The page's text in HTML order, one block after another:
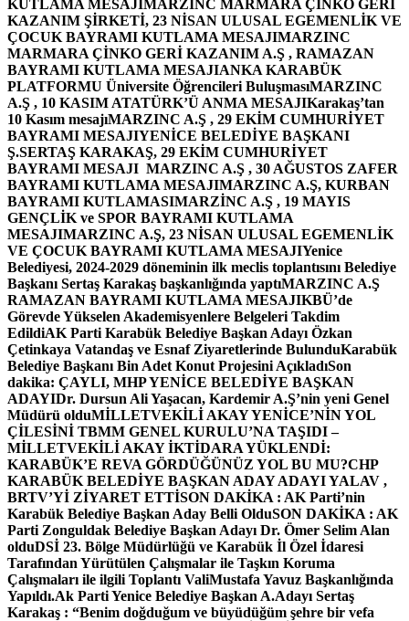
KUTLAMA MESAJIMARZINC MARMARA ÇİNKO GERİ
KAZANIM ŞİRKETİ, 23 NİSAN ULUSAL EGEMENLİK VE
ÇOCUK BAYRAMI KUTLAMA MESAJIMARZINC
MARMARA ÇİNKO GERİ KAZANIM A.Ş , RAMAZAN
BAYRAMI KUTLAMA MESAJIANKA KARABÜK
PLATFORMU Üniversite Öğrencileri BuluşmasıMARZINC
A.Ş , 10 KASIM ATATÜRK’Ü ANMA MESAJIKarakaş’tan
10 Kasım mesajıMARZINC A.Ş , 29 EKİM CUMHURİYET
BAYRAMI MESAJIYENİCE BELEDİYE BAŞKANI
Ş.SERTAŞ KARAKAŞ, 29 EKİM CUMHURİYET
BAYRAMI MESAJI MARZINC A.Ş , 30 AĞUSTOS ZAFER
BAYRAMI KUTLAMA MESAJIMARZINC A.Ş, KURBAN
BAYRAMI KUTLAMASIMARZİNC A.Ş , 19 MAYIS
GENÇLİK ve SPOR BAYRAMI KUTLAMA
MESAJIMARZINC A.Ş, 23 NİSAN ULUSAL EGEMENLİK
VE ÇOCUK BAYRAMI KUTLAMA MESAJIYenice
Belediyesi, 2024-2029 döneminin ilk meclis toplantısını Belediye
Başkanı Sertaş Karakaş başkanlığında yaptıMARZINC A.Ş
RAMAZAN BAYRAMI KUTLAMA MESAJIKBÜ’de
Görevde Yükselen Akademisyenlere Belgeleri Takdim
EdildiAK Parti Karabük Belediye Başkan Adayı Özkan
Çetinkaya Vatandaş ve Esnaf Ziyaretlerinde BulunduKarabük
Belediye Başkanı Bin Adet Konut Projesini AçıkladıSon
dakika: ÇAYLI, MHP YENİCE BELEDİYE BAŞKAN
ADAYIDr. Dursun Ali Yaşacan, Kardemir A.Ş’nin yeni Genel
Müdürü olduMİLLETVEKİLİ AKAY YENİCE’NİN YOL
ÇİLESİNİ TBMM GENEL KURULU’NA TAŞIDI –
MİLLETVEKİLİ AKAY İKTİDARA YÜKLENDİ:
KARABÜK’E REVA GÖRDÜĞÜNÜZ YOL BU MU?CHP
KARABÜK BELEDİYE BAŞKAN ADAY ADAYI YALAV ,
BRTV’Yİ ZİYARET ETTİSON DAKİKA : AK Parti’nin
Karabük Belediye Başkan Aday Belli OlduSON DAKİKA : AK
Parti Zonguldak Belediye Başkan Adayı Dr. Ömer Selim Alan
olduDSİ 23. Bölge Müdürlüğü ve Karabük İl Özel İdaresi
Tarafından Yürütülen Çalışmalar ile Taşkın Koruma
Çalışmaları ile ilgili Toplantı ValiMustafa Yavuz Başkanlığında
Yapıldı.Ak Parti Yenice Belediye Başkan A.Adayı Sertaş
Karakaş : “Benim doğduğum ve büyüdüğüm şehre bir vefa